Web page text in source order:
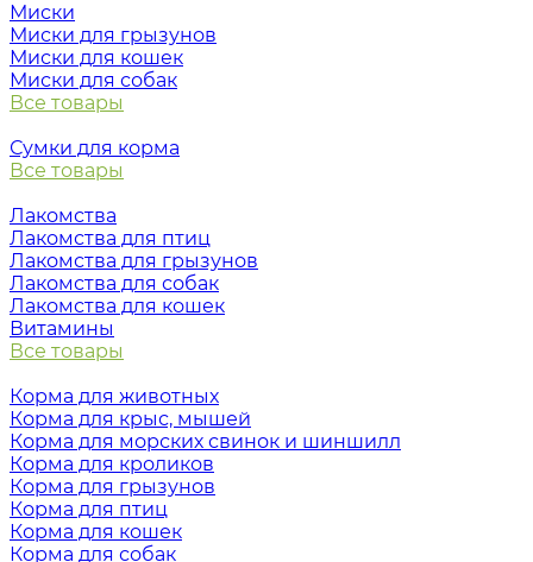
Миски
Миски для грызунов
Миски для кошек
Миски для собак
Все товары
Сумки для корма
Все товары
Лакомства
Лакомства для птиц
Лакомства для грызунов
Лакомства для собак
Лакомства для кошек
Витамины
Все товары
Корма для животных
Корма для крыс, мышей
Корма для морских свинок и шиншилл
Корма для кроликов
Корма для грызунов
Корма для птиц
Корма для кошек
Корма для собак